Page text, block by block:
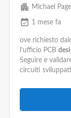
apartment Michael Page
event_available 1 mese fa
ove richiesto
l'ufficio PCB
Seguire e
circuiti